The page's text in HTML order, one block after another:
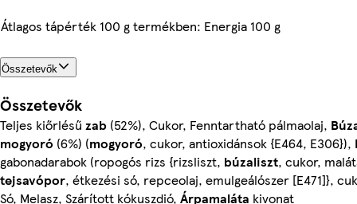
Átlagos tápérték 100 g termékben: Energia 100 g
Összetevők
Összetevők
Teljes kiőrlésű zab (52%), Cukor, Fenntartható pálmaolaj,
mogyoró (6%) (mogyoró, cukor, antioxidánsok {E464, E306}),
gabonadarabok (ropogós rizs {rizsliszt, búzaliszt, cukor,
tejsavópor, étkezési só, repceolaj, emulgeálószer [E471]},
Só, Melasz, Szárított kókuszdió, Árpamaláta kivonat